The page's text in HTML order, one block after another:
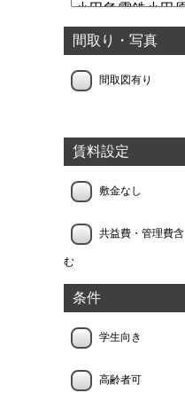
間取り・写真
間取図有り
賃料設定
敷金なし
共益費・管理費含
む
条件
学生向き
高齢者可